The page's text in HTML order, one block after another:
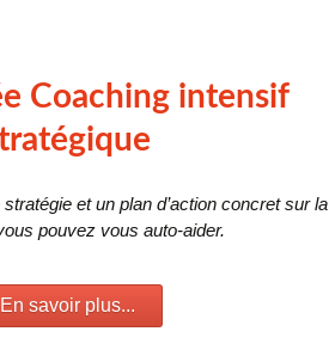
Coaching intensif
et un plan d’action concret sur la
pouvez vous auto-aider.
En savoir plus...